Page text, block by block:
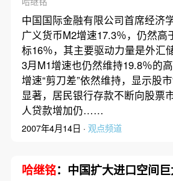
中国国际金融有限公司首席经济
广义货币M2增速17.3％，仍然高
标16％，其主要驱动力量是外汇
3月M1增速也仍然维持19.8％的
增速“剪刀差”依然维持，显示股
显著，居民银行存款不断向股票
人贷款增加仍……
2007年4月14日 · 观点频道
哈继铭：中国扩大进口空间